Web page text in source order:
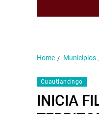
Home Municipios
Cuautlancingo
INICIA